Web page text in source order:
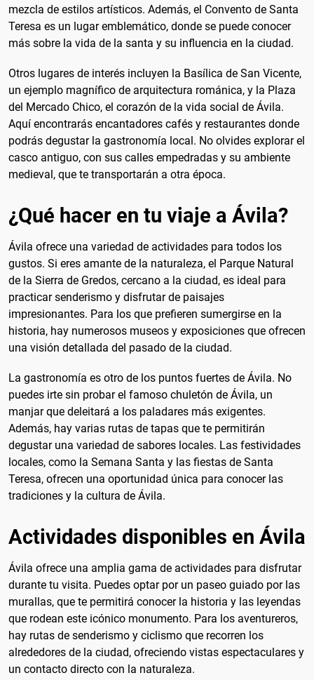
mezcla de estilos artísticos. Además, el Convento de Santa
Teresa es un lugar emblemático, donde se puede conocer
más sobre la vida de la santa y su influencia en la ciudad.
Otros lugares de interés incluyen la Basílica de San Vicente,
un ejemplo magnífico de arquitectura románica, y la Plaza
del Mercado Chico, el corazón de la vida social de Ávila.
Aquí encontrarás encantadores cafés y restaurantes donde
podrás degustar la gastronomía local. No olvides explorar el
casco antiguo, con sus calles empedradas y su ambiente
medieval, que te transportarán a otra época.
¿Qué hacer en tu viaje a Ávila?
Ávila ofrece una variedad de actividades para todos los
gustos. Si eres amante de la naturaleza, el Parque Natural
de la Sierra de Gredos, cercano a la ciudad, es ideal para
practicar senderismo y disfrutar de paisajes
impresionantes. Para los que prefieren sumergirse en la
historia, hay numerosos museos y exposiciones que ofrecen
una visión detallada del pasado de la ciudad.
La gastronomía es otro de los puntos fuertes de Ávila. No
puedes irte sin probar el famoso chuletón de Ávila, un
manjar que deleitará a los paladares más exigentes.
Además, hay varias rutas de tapas que te permitirán
degustar una variedad de sabores locales. Las festividades
locales, como la Semana Santa y las fiestas de Santa
Teresa, ofrecen una oportunidad única para conocer las
tradiciones y la cultura de Ávila.
Actividades disponibles en Ávila
Ávila ofrece una amplia gama de actividades para disfrutar
durante tu visita. Puedes optar por un paseo guiado por las
murallas, que te permitirá conocer la historia y las leyendas
que rodean este icónico monumento. Para los aventureros,
hay rutas de senderismo y ciclismo que recorren los
alrededores de la ciudad, ofreciendo vistas espectaculares y
un contacto directo con la naturaleza.